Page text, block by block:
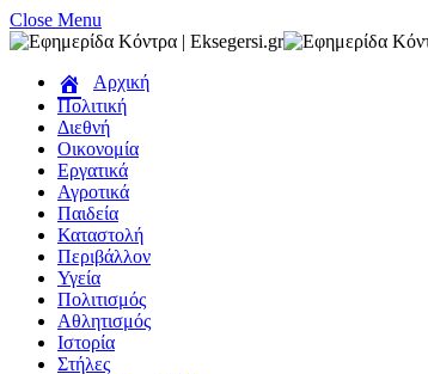
Close Menu
Αρχική
Πολιτική
Διεθνή
Οικονομία
Εργατικά
Αγροτικά
Παιδεία
Καταστολή
Περιβάλλον
Υγεία
Πολιτισμός
Αθλητισμός
Ιστορία
Στήλες